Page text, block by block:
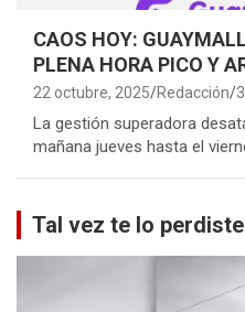
CAOS HOY:
PLENA HORA PICO Y
22 octubre, 2025 Redacción
La gestión superadora
mañana jueves hasta el
Tal vez te lo perdiste